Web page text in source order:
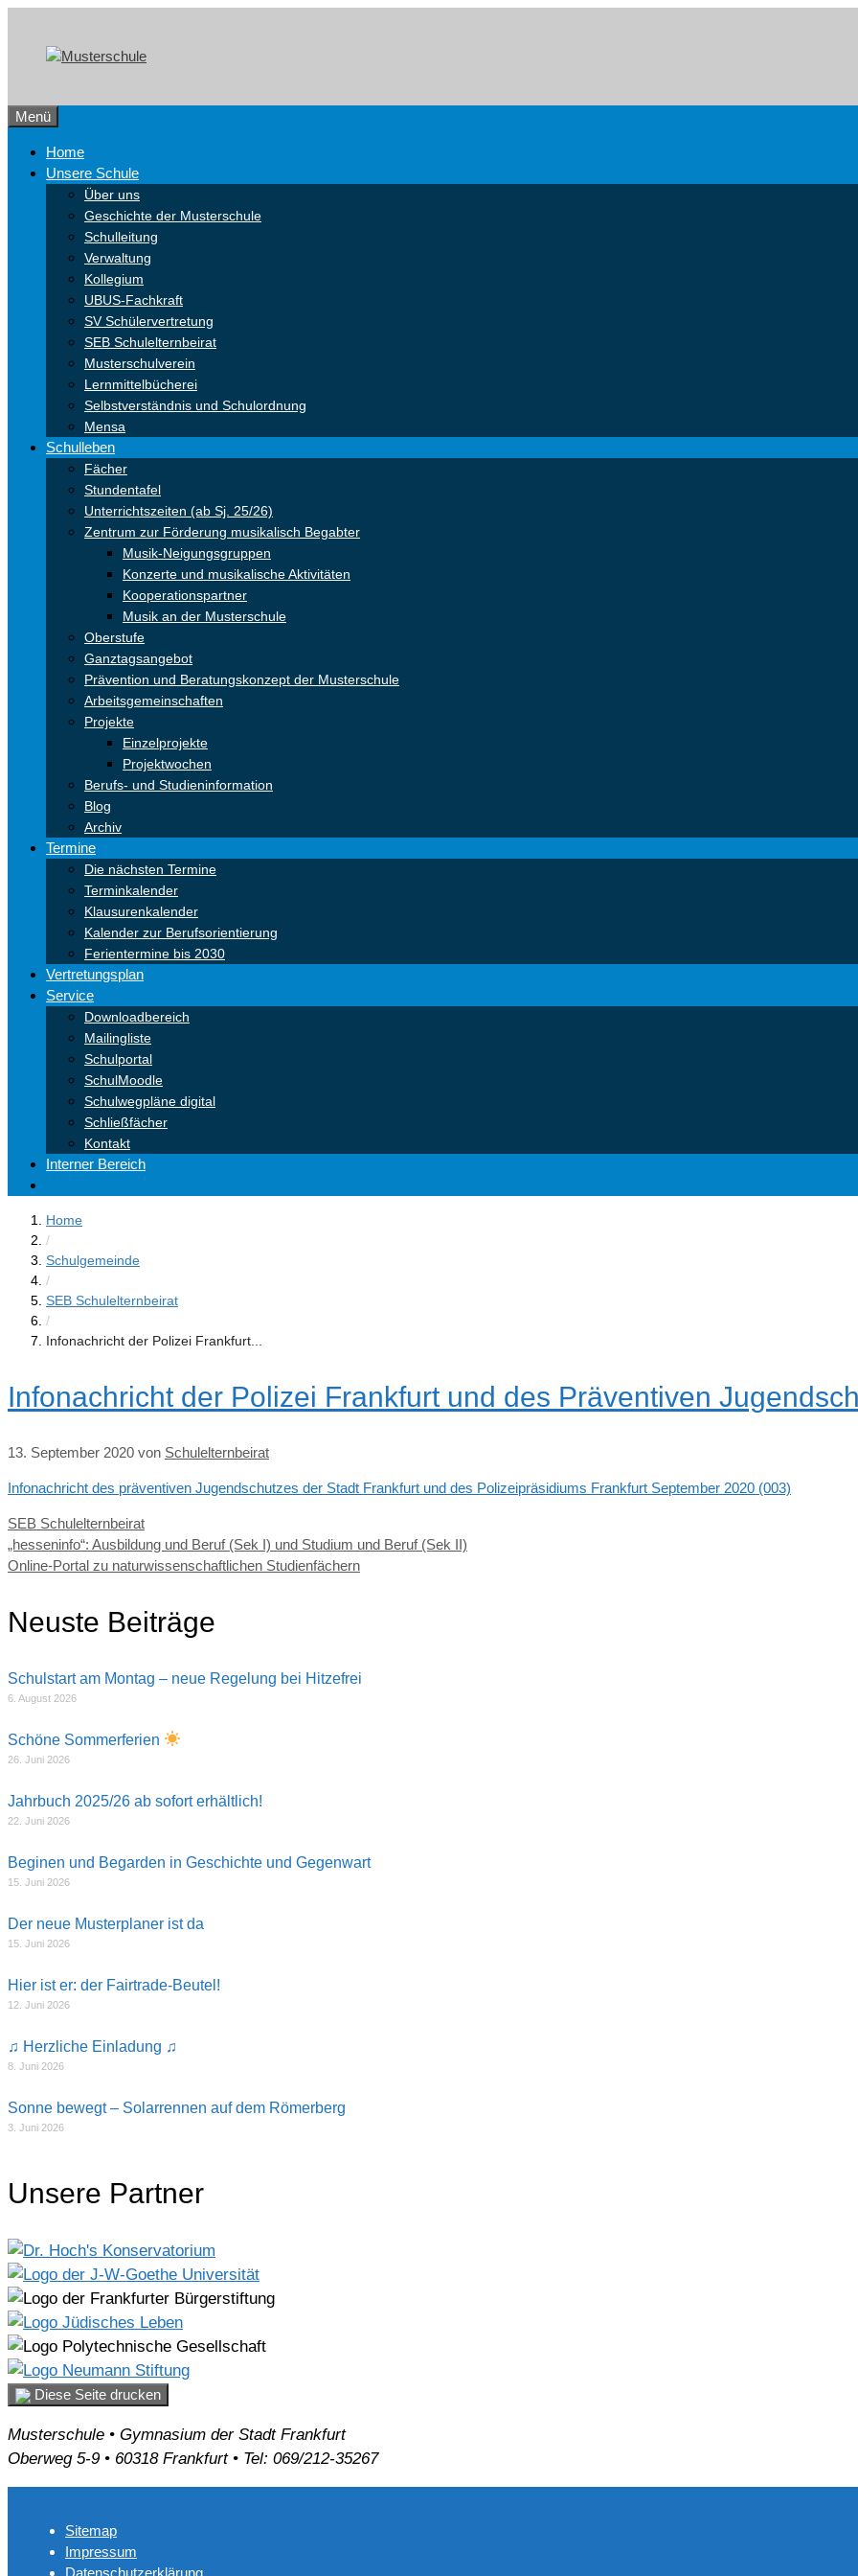
springen
content
Menü
Home
Unsere Schule
Über uns
Geschichte der Musterschule
Schulleitung
Verwaltung
Kollegium
UBUS-Fachkraft
SV Schülervertretung
SEB Schulelternbeirat
Musterschulverein
Lernmittelbücherei
Selbstverständnis und Schulordnung
Mensa
Schulleben
Fächer
Stundentafel
Unterrichtszeiten (ab Sj. 25/26)
Zentrum zur Förderung musikalisch Begabter
Musik-Neigungsgruppen
Konzerte und musikalische Aktivitäten
Kooperationspartner
Musik an der Musterschule
Oberstufe
Ganztagsangebot
Prävention und Beratungskonzept der Musterschule
Arbeitsgemeinschaften
Projekte
Einzelprojekte
Projektwochen
Berufs- und Studieninformation
Blog
Archiv
Termine
Die nächsten Termine
Terminkalender
Klausurenkalender
Kalender zur Berufsorientierung
Ferientermine bis 2030
Vertretungsplan
Service
Downloadbereich
Mailingliste
Schulportal
SchulMoodle
Schulwegpläne digital
Schließfächer
Kontakt
Interner Bereich
Home
/
Schulgemeinde
/
SEB Schulelternbeirat
/
Infonachricht der Polizei Frankfurt...
Infonachricht der Polizei Frankfurt und des Präventiven
13. September 2020 von Schulelternbeirat
Infonachricht des präventiven Jugendschutzes der Stadt Frankfurt und des Polizeipräsidiums Frankfurt September 2020 (003)
Kategorien
SEB Schulelternbeirat
„hesseninfo“: Ausbildung und Beruf (Sek I) und Studium und Beruf (Sek II)
Online-Portal zu naturwissenschaftlichen Studienfächern
Neuste Beiträge
Schulstart am Montag – neue Regelung bei Hitzefrei
6. August 2026
Schöne Sommerferien
26. Juni 2026
Jahrbuch 2025/26 ab sofort erhältlich!
22. Juni 2026
Beginen und Begarden in Geschichte und Gegenwart
15. Juni 2026
Der neue Musterplaner ist da
15. Juni 2026
Hier ist er: der Fairtrade-Beutel!
12. Juni 2026
♫ Herzliche Einladung ♫
8. Juni 2026
Sonne bewegt – Solarrennen auf dem Römerberg
3. Juni 2026
Unsere Partner
Diese Seite drucken
Musterschule • Gymnasium der Stadt Frankfurt
Oberweg 5-9 • 60318 Frankfurt • Tel: 069/212-35267
Sitemap
Impressum